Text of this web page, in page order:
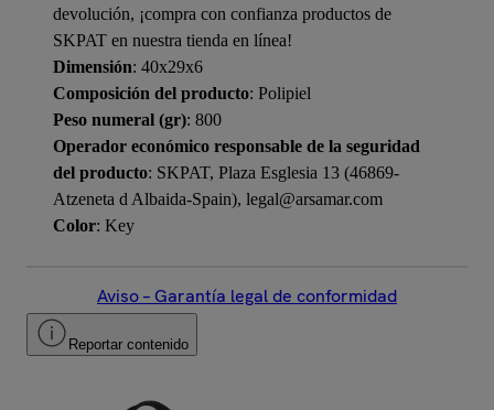
devolución, ¡compra con confianza productos de
SKPAT en nuestra tienda en línea!
Dimensión: 40x29x6
Composición del producto: Polipiel
Peso numeral (gr): 800
Operador económico responsable de la seguridad
del producto: SKPAT, Plaza Esglesia 13 (46869-
Atzeneta d Albaida-Spain), legal@arsamar.com
Color: Key
Aviso – Garantía legal de conformidad
Reportar contenido